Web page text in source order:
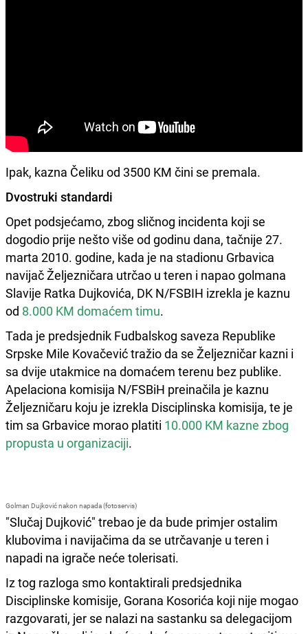
Ipak, kazna Čeliku od 3500 KM čini se premala.
Dvostruki standardi
Opet podsjećamo, zbog sličnog incidenta koji se
dogodio prije nešto više od godinu dana, tačnije 27.
marta 2010. godine, kada je na stadionu Grbavica
navijač Željezničara utrčao u teren i napao golmana
Slavije Ratka Dujkovića, DK N/FSBIH izrekla je kaznu
od 8.000 KM domaćem timu.
Tada je predsjednik Fudbalskog saveza Republike
Srpske Mile Kovačević tražio da se Željezničar kazni i
sa dvije utakmice na domaćem terenu bez publike.
Apelaciona komisija N/FSBiH preinačila je kaznu
Željezničaru koju je izrekla Disciplinska komisija, te je
tim sa Grbavice morao platiti 10.000 KM kazne zbog
propusta u organizaciji.
Golman Dujković nakon napada (fotoservis)
"Slučaj Dujković" trebao je da bude primjer ostalim
klubovima i navijačima da se utrčavanje u teren i
napadi na igrače neće tolerisati.
Iz tog razloga smo kontaktirali predsjednika
Disciplinske komisije, Gorana Kosorića koji nije mogao
razgovarati, jer se nalazi na sastanku sa delegacijom